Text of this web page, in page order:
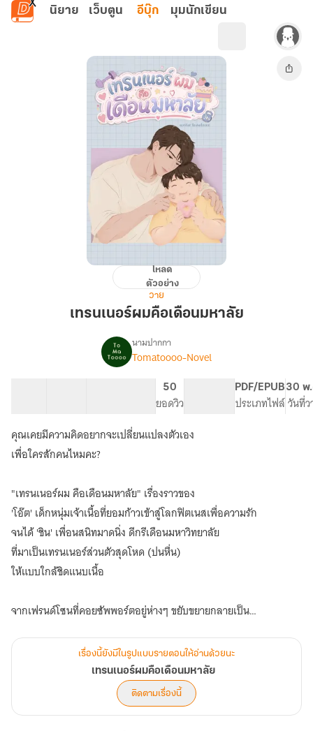
ข้ามไปยังเนื้อหาหลัก
นิยาย เว็บตูน อีบุ๊ก มุมนักเขียน
เทรนเนอร์
คือ
มหา
โหลด
ตัวอย่าง
วาย
เทรนเนอร์ผมคือเดือนมหาลัย
เรื่อง
ผม
คือ
เดือน
มหา
ลัย
นามปากกา
Tomatoooo-Novel
50
ยอดวิว
PDF/EPUB
ประเภทไฟล์
30 พ
วันที่ว
คุณเคยมีความคิดอยากจะเปลี่ยนแปลงตัวเอง
เพื่อใครสักคนไหมคะ?
"เทรนเนอร์ผม คือเดือนมหาลัย" เรื่องราวของ
'โอ๊ต' เด็กหนุ่มเจ้าเนื้อที่ยอมก้าวเข้าสู่โลกฟิตเนสเพื่อความรัก
จนได้ 'ชิน' เพื่อนสนิทมาดนิ่ง ดีกรีเดือนมหาวิทยาลัย
ที่มาเป็นเทรนเนอร์ส่วนตัวสุดโหด (ปนหื่น)
ให้แบบใกล้ชิดแนบเนื้อ
จากเฟรนด์โซนที่คอยซัพพอร์ตอยู่ห่างๆ ขยับขยายกลายเป็น
และดัมเบลหนักๆ... มาร่วมเอาใจช่วยลูกศิษย์ตัวน้อย
กับการไดเอต และโดนตกไปกับความคลั่งรัก
ของเทรนเนอร์สุดหล่อ พร้อมกันในเล่มนี้เลยค่ะ!
เรื่องนี้ยังมีในรูปแบบรายตอนให้อ่านด้วยนะ
เทรนเนอร์ผมคือเดือนมหาลัย
ติดตามเรื่องนี้